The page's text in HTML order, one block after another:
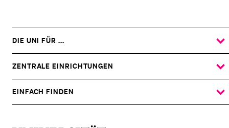
DIE UNI FÜR ...
ZEIGE
DAS
UNTERMENÜ
ZENTRALE EINRICHTUNGEN
ZEIGE
DAS
UNTERMENÜ
EINFACH FINDEN
ZEIGE
DAS